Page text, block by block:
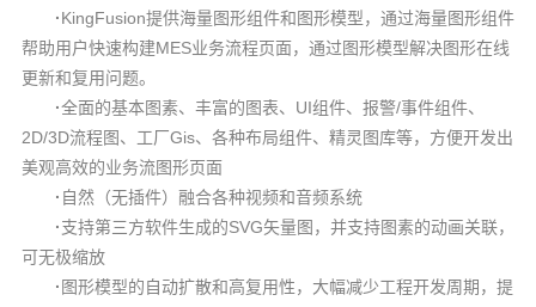
·KingFusion提供海量图形组件和图形模型，通过海量图形组件
帮助用户快速构建MES业务流程页面，通过图形模型解决图形在线
更新和复用问题。
·全面的基本图素、丰富的图表、 UI组件、报警/事件组件、
2D/3D流程图、工厂 Gis、各种布局组件、精灵图库等，方便开发出
美观高效的业务流图形页面
· 自然（无插件）融合各种视频和音频系统
· 支持第三方软件生成的SVG矢量图，并支持图素的动画关联，
可无极缩放
· 图形模型的自动扩散和高复用性，大幅减少工程开发周期，提